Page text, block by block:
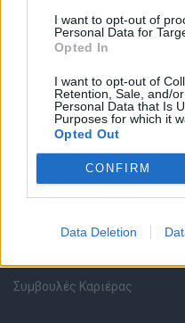
I want to opt-out of
Personal Data for
Opted In
I want to opt-out of
Retention, Sale, and/
Personal Data that Is
Purposes for which it
Opted Out
CONFIRM
Data Deletion
Όλες οι Θέσεις Εργασίας
Θέσεις Εργασίας ανά
Κέντρο Βοήθειας
Υπηρεσίες υποψηφίων
Καταχώρηση Online
Συμβουλές Καριέρας